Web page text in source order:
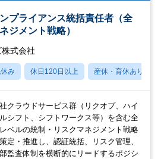
プライアンス統括責任者（全
ジメント戦略）
式会社
み 休日120日以上 産休・育休あり
クラウドサービス群（リクオプ、ハイ
シフト、シフトワークス等）を含む全
ベルの統制・リスクマネジメント戦略
定・推進し、認証統括、リスク管理、
監査体制を横断的にリードするポジシ